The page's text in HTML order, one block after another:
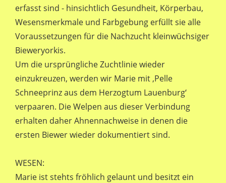
erfasst sind - hinsichtlich Gesundheit, Körperbau,
Wesensmerkmale und Farbgebung erfüllt sie alle
Voraussetzungen für die Nachzucht kleinwüchsiger
Bieweryorkis.
Um die ursprüngliche Zuchtlinie wieder
einzukreuzen, werden wir Marie mit ‚Pelle
Schneeprinz aus dem Herzogtum Lauenburg‘
verpaaren. Die Welpen aus dieser Verbindung
erhalten daher Ahnennachweise in denen die
ersten Biewer wieder dokumentiert sind.
WESEN:
Marie ist stehts fröhlich gelaunt und besitzt ein